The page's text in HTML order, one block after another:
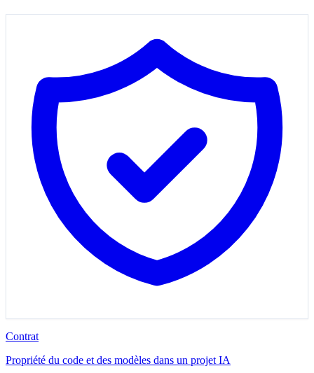
Contrat
Propriété du code et des modèles dans un projet IA